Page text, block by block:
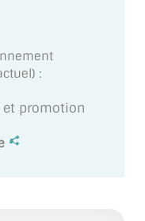
:
et promotion